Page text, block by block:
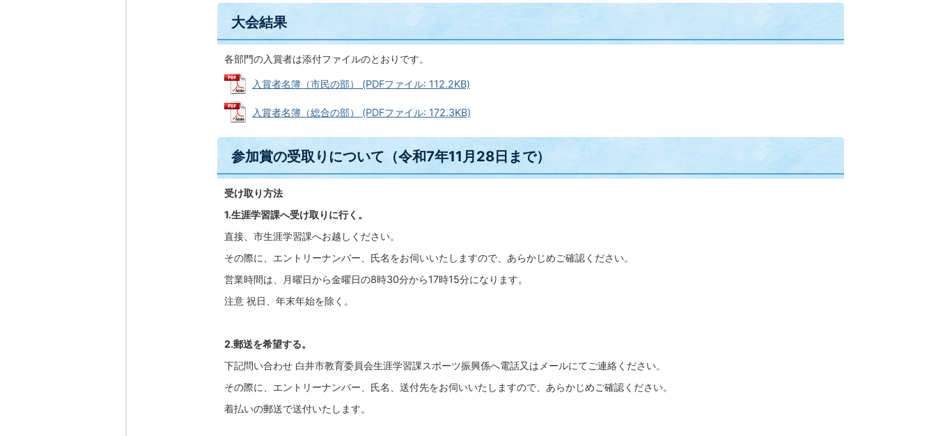
大会結果
各部門の入賞者は添付ファイルのとおりです。
入賞者名簿（市民の部） (PDFファイル: 112.2KB)
入賞者名簿（総合の部） (PDFファイル: 172.3KB)
参加賞の受取りについて（令和7年11月28日まで）
受け取り方法
1.生涯学習課へ受け取りに行く。
直接、市生涯学習課へお越しください。
その際に、エントリーナンバー、氏名をお伺いいたしますので、あらかじめご確認ください。
営業時間は、月曜日から金曜日の8時30分から17時15分になります。
注意 祝日、年末年始を除く。
2.郵送を希望する。
下記問い合わせ 白井市教育委員会生涯学習課スポーツ振興係へ電話又はメールにてご連絡ください。
その際に、エントリーナンバー、氏名、送付先をお伺いいたしますので、あらかじめご確認ください。
着払いの郵送で送付いたします。